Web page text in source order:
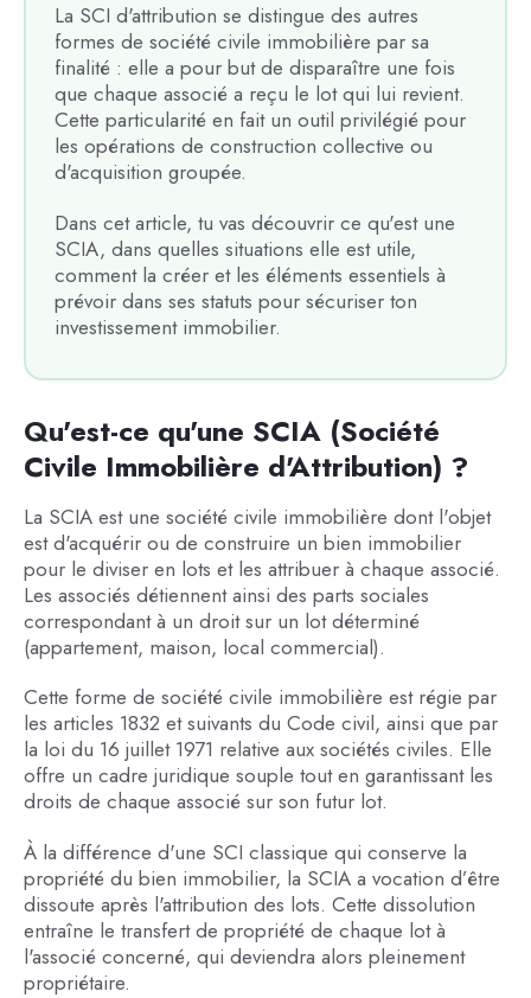
La SCI d'attribution se distingue des autres
formes de société civile immobilière par sa
finalité : elle a pour but de disparaître une fois
que chaque associé a reçu le lot qui lui revient.
Cette particularité en fait un outil privilégié pour
les opérations de construction collective ou
d'acquisition groupée.
Dans cet article, tu vas découvrir ce qu'est une
SCIA, dans quelles situations elle est utile,
comment la créer et les éléments essentiels à
prévoir dans ses statuts pour sécuriser ton
investissement immobilier.
Qu'est-ce qu'une SCIA (Société
Civile Immobilière d'Attribution) ?
La SCIA est une société civile immobilière dont l'objet
est d'acquérir ou de construire un bien immobilier
pour le diviser en lots et les attribuer à chaque associé.
Les associés détiennent ainsi des parts sociales
correspondant à un droit sur un lot déterminé
(appartement, maison, local commercial).
Cette forme de société civile immobilière est régie par
les articles 1832 et suivants du Code civil, ainsi que par
la loi du 16 juillet 1971 relative aux sociétés civiles. Elle
offre un cadre juridique souple tout en garantissant les
droits de chaque associé sur son futur lot.
À la différence d'une SCI classique qui conserve la
propriété du bien immobilier, la SCIA a vocation d’être
dissoute après l'attribution des lots. Cette dissolution
entraîne le transfert de propriété de chaque lot à
l'associé concerné, qui deviendra alors pleinement
propriétaire.